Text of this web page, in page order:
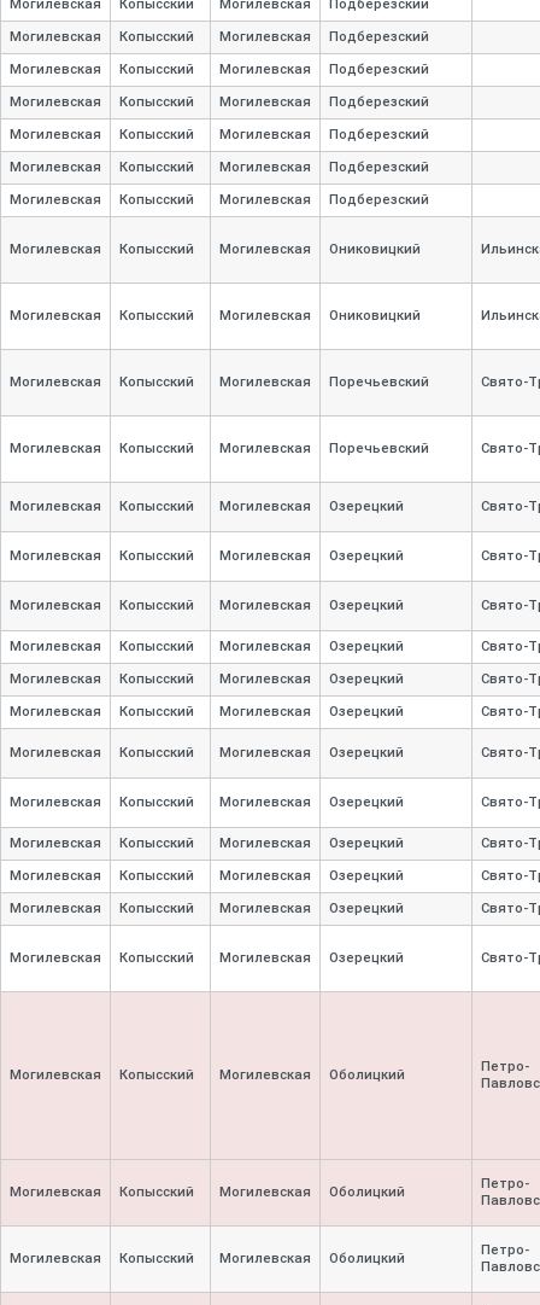
Могилевская Копысский Могилевская Подберезский
Могилевская Копысский Могилевская Подберезский
Могилевская Копысский Могилевская Подберезский
Могилевская Копысский Могилевская Подберезский
Могилевская Копысский Могилевская Подберезский
Могилевская Копысский Могилевская Подберезский
Могилевская Копысский Могилевская Подберезский
Могилевская Копысский Могилевская Ониковицкий
Могилевская Копысский Могилевская Ониковицкий
Могилевская Копысский Могилевская Поречьевский Свято-
Могилевская Копысский Могилевская Поречьевский Свято-
Могилевская Копысский Могилевская Озерецкий Свято-
Могилевская Копысский Могилевская Озерецкий Свято-
Могилевская Копысский Могилевская Озерецкий Свято-
Могилевская Копысский Могилевская Озерецкий Свято-
Могилевская Копысский Могилевская Озерецкий Свято-
Могилевская Копысский Могилевская Озерецкий Свято-
Могилевская Копысский Могилевская Озерецкий Свято-
Могилевская Копысский Могилевская Озерецкий Свято-
Могилевская Копысский Могилевская Озерецкий Свято-
Могилевская Копысский Могилевская Озерецкий Свято-
Могилевская Копысский Могилевская Озерецкий Свято-
Могилевская Копысский Могилевская Озерецкий Свято-
Могилевская Копысский Могилевская Оболицкий
Петро-
Могилевская Копысский Могилевская Оболицкий
Петро-
Могилевская Копысский Могилевская Оболицкий
Петро-